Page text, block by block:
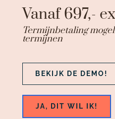
Vanaf 697,-
Termijnbetaling
termijnen
BEKIJK DE DEMO!
JA, DIT WIL IK!